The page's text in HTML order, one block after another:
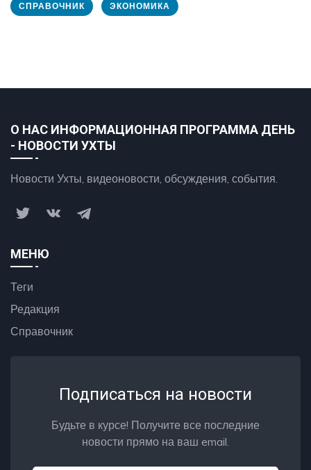
СПРАВОЧНИК ЭКОНОМИКА
О НАС ИНФОРМАЦИОННАЯ ПРОГРАММА ДЕНЬ
- НОВОСТИ УХТЫ
Новости Ухты, видеоновости, обсуждения, события.
МЕНЮ
Теги
Редакция
Справочник
Подписаться на новости
Будьте в курсе! Получите все последние
новости прямо на ваш email.